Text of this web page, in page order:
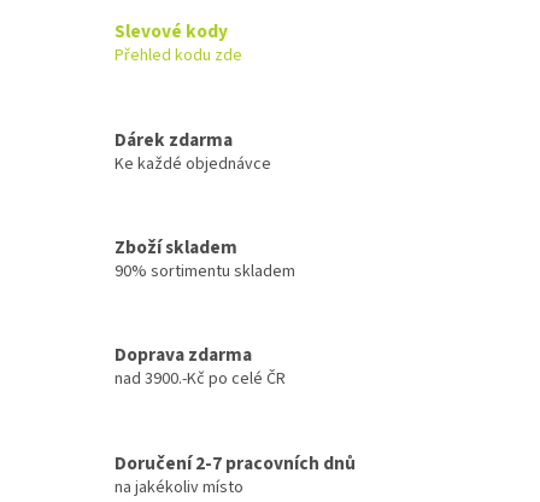
y
s
Slevové kody
Přehled kodu zde
Dárek zdarma
Ke každé objednávce
Zboží skladem
90% sortimentu skladem
Doprava zdarma
nad 3900.-Kč po celé ČR
Doručení 2-7 pracovních dnů
na jakékoliv místo